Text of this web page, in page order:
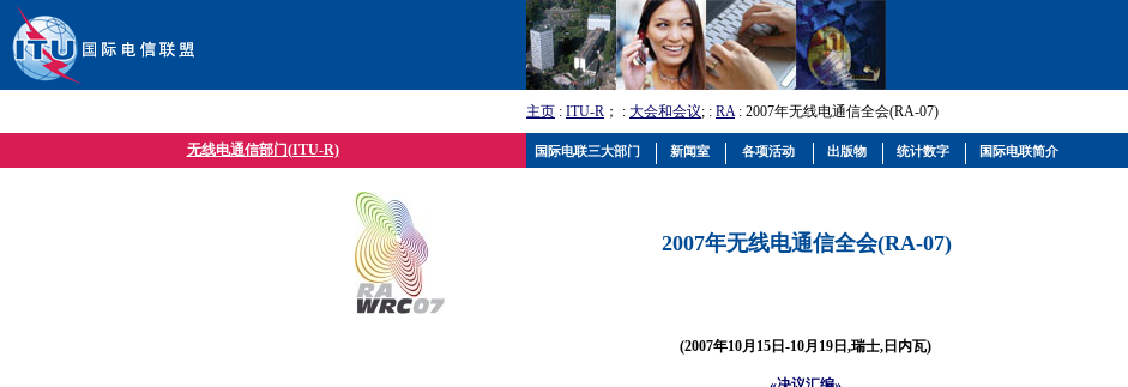
主页 : ITU-R ； : 大会和会议; : RA: 2007年无线电通信全会(RA-07)
无线电通信部门(ITU-R)
2007年无线电通信全会(RA-07)
(2007年10月15日-10月19日,瑞士,日内瓦)
国际电联三大部门 新闻室 各项活动 出版物 统计数字 国际电联简介